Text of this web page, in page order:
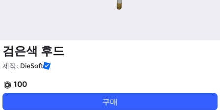
검은색 후드
제작: DieSoft
100
구매